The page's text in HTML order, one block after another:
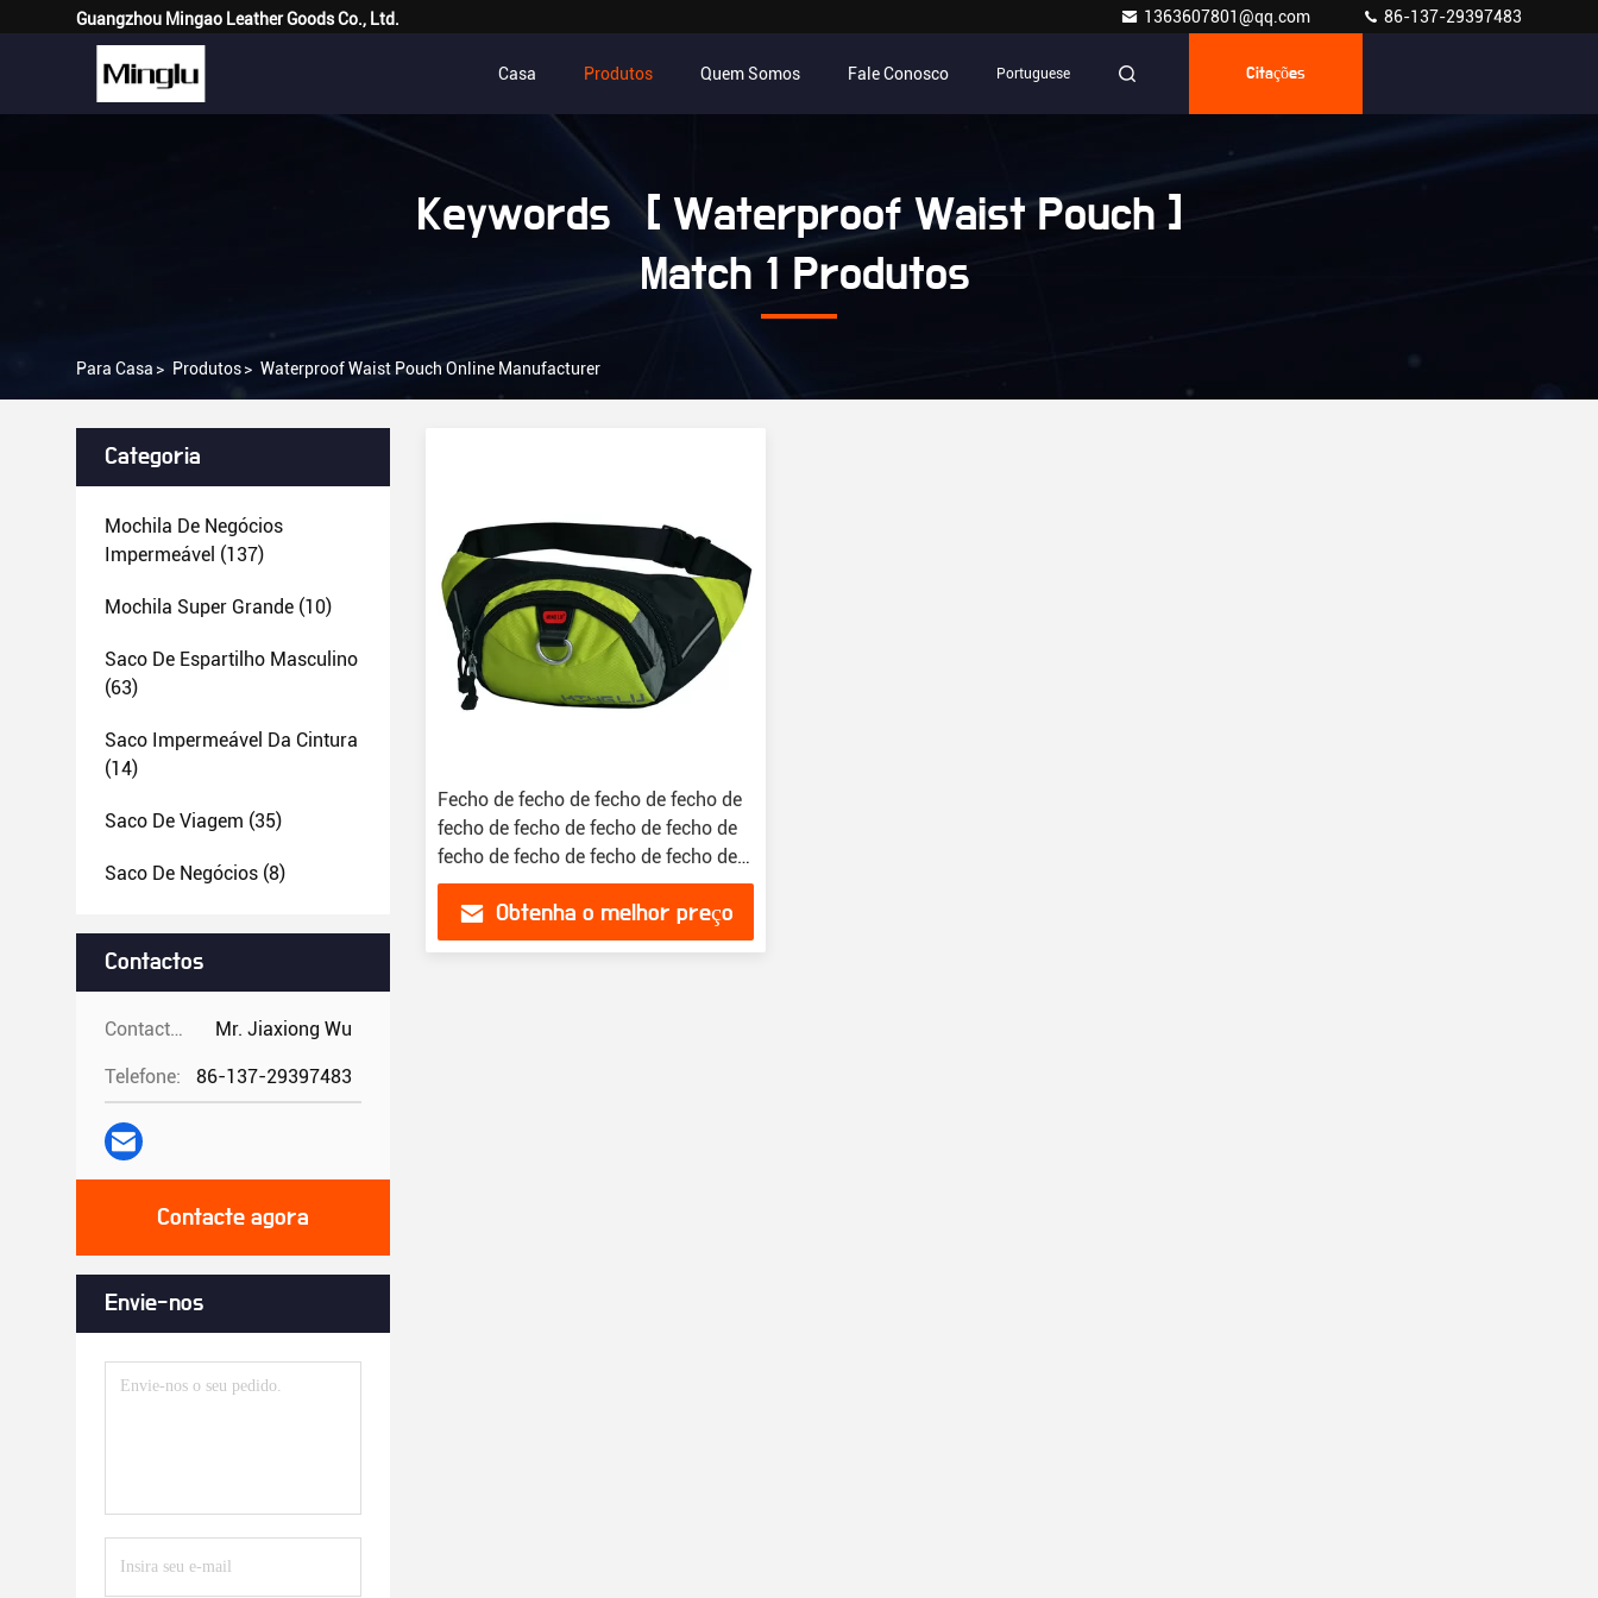
Guangzhou Mingao Leather Goods Co., Ltd. 1363607801@qq.com 86-137-29397483
Casa Produtos Quem Somos Fale Conosco Portuguese Citações
Keywords [ Waterproof Waist Pouch ]
Match 1 Produtos
Para Casa > Produtos> Waterproof Waist Pouch Online Manufacturer
Categoria
Mochila De Negócios
Impermeável (137)
Mochila Super Grande (10)
Saco De Espartilho Masculino
(63)
Saco Impermeável Da Cintura
(14)
Saco De Viagem (35)
Saco De Negócios (8)
Contactos
Contactos: Mr. Jiaxiong Wu
Telefone: 86-137-29397483
Contacte agora
Envie-nos
Fecho de fecho de fecho de fecho de
fecho de fecho de fecho de fecho de
fecho de fecho de fecho de fecho de
fecho de fecho de fecho de fecho de
fecho de fecho de fecho de fecho de
fecho de fecho de fecho de fecho de
Obtenha o melhor preço